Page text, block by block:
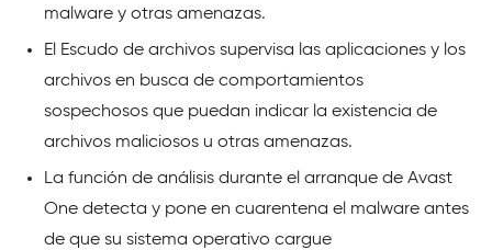
malware y otras amenazas.
El Escudo de archivos supervisa las aplicaciones y los
archivos en busca de comportamientos
sospechosos que puedan indicar la existencia de
archivos maliciosos u otras amenazas.
La función de análisis durante el arranque de Avast
One detecta y pone en cuarentena el malware antes
de que su sistema operativo cargue